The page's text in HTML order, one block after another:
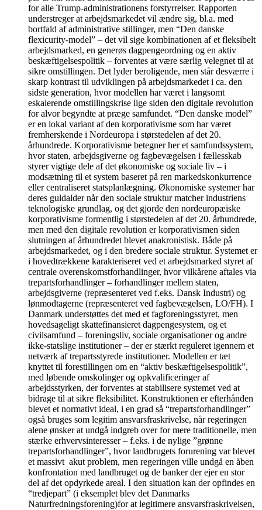
for alle Trump-administrationens forstyrrelser. Rapporten
understreger at arbejdsmarkedet vil ændre sig, bl.a. med
bortfald af administrative stillinger, men “Den danske
flexicurity-model” – det vil sige kombinationen af et fleksibelt
arbejdsmarked, en generøs dagpengeordning og en aktiv
beskæftigelsespolitik – forventes at være særlig velegnet til at
sikre omstillingen. Det lyder beroligende, men står desværre i
skarp kontrast til udviklingen på arbejdsmarkedet i ca. den
sidste generation, hvor modellen har været i langsomt
eskalerende omstillingskrise lige siden den digitale revolution
for alvor begyndte at præge samfundet. “Den danske model”
er en lokal variant af den korporativisme som har været
fremherskende i Nordeuropa i størstedelen af det 20.
århundrede. Korporativisme betegner her et samfundssystem,
hvor staten, arbejdsgiverne og fagbevægelsen i fællesskab
styrer vigtige dele af det økonomiske og sociale liv – i
modsætning til et system baseret på ren markedskonkurrence
eller centraliseret statsplanlægning. Økonomiske systemer har
deres guldalder når den sociale struktur matcher industriens
teknologiske grundlag, og det gjorde den nordeuropæiske
korporativisme formentlig i størstedelen af det 20. århundrede,
men med den digitale revolution er korporativismen siden
slutningen af århundredet blevet anakronistisk. Både på
arbejdsmarkedet, og i den bredere sociale struktur. Systemet er
i hovedtrækkene karakteriseret ved et arbejdsmarked styret af
centrale overenskomstforhandlinger, hvor vilkårene aftales via
trepartsforhandlinger – forhandlinger mellem staten,
arbejdsgiverne (repræsenteret ved f.eks. Dansk Industri) og
lønmodtagerne (repræsenteret ved fagbevægelsen, LO/FH). I
Danmark understøttes det med et fagforeningsstyret, men
hovedsageligt skattefinansieret dagpengesystem, og et
civilsamfund – foreningsliv, sociale organisationer og andre
ikke-statslige institutioner – der er stærkt reguleret igennem et
netværk af trepartsstyrede institutioner. Modellen er tæt
knyttet til forestillingen om en “aktiv beskæftigelsespolitik”,
med løbende omskolinger og opkvalificeringer af
arbejdsstyrken, der forventes at stabilisere systemet ved at
bidrage til at sikre fleksibilitet. Konstruktionen er efterhånden
blevet et normativt ideal, i en grad så “trepartsforhandlinger”
også bruges som legitim ansvarsfraskrivelse, når regeringen
alene ønsker at undgå indgreb over for mere traditionelle, men
stærke erhvervsinteresser – f.eks. i de nylige ”grønne
trepartsforhandlinger”, hvor landbrugets forurening var blevet
et massivt akut problem, men regeringen ville undgå en åben
konfrontation med landbruget og de banker der ejer en stor
del af det opdyrkede areal. I den situation kan der opfindes en
“tredjepart” (i eksemplet blev det Danmarks
Naturfredningsforening)for at legitimere ansvarsfraskrivelsen,